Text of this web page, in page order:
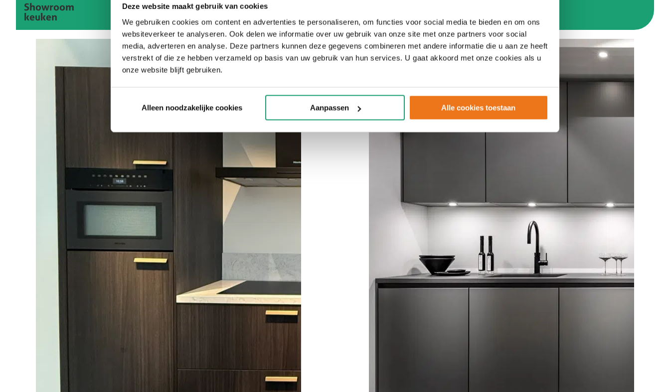
Deze website maakt gebruik van cookies
We gebruiken cookies om content en advertenties te personaliseren, om functies voor social media te bieden en om ons
websiteverkeer te analyseren. Ook delen we informatie over uw gebruik van onze site met onze partners voor social
media, adverteren en analyse. Deze partners kunnen deze gegevens combineren met andere informatie die u aan ze heeft
verstrekt of die ze hebben verzameld op basis van uw gebruik van hun services. U gaat akkoord met onze cookies als u
onze website blijft gebruiken.
Alleen noodzakelijke cookies Aanpassen Alle cookies toestaan
Showroom
keuken
keuken